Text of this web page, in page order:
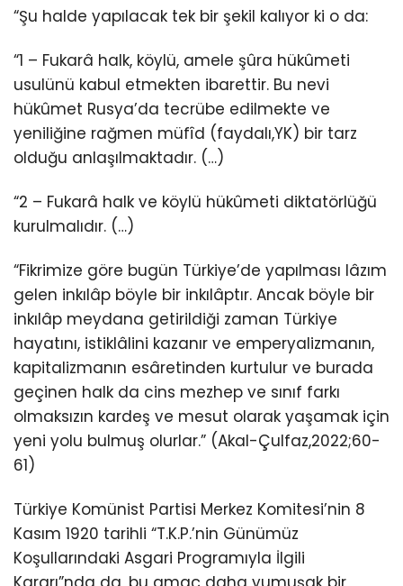
“Şu halde yapılacak tek bir şekil kalıyor ki o da:
“1 – Fukarâ halk, köylü, amele şûra hükûmeti
usulünü kabul etmekten ibarettir. Bu nevi
hükûmet Rusya’da tecrübe edilmekte ve
yeniliğine rağmen müfîd (faydalı,YK) bir tarz
olduğu anlaşılmaktadır. (…)
“2 – Fukarâ halk ve köylü hükûmeti diktatörlüğü
kurulmalıdır. (…)
“Fikrimize göre bugün Türkiye’de yapılması lâzım
gelen inkılâp böyle bir inkılâptır. Ancak böyle bir
inkılâp meydana getirildiği zaman Türkiye
hayatını, istiklâlini kazanır ve emperyalizmanın,
kapitalizmanın esâretinden kurtulur ve burada
geçinen halk da cins mezhep ve sınıf farkı
olmaksızın kardeş ve mesut olarak yaşamak için
yeni yolu bulmuş olurlar.” (Akal-Çulfaz,2022;60-
61)
Türkiye Komünist Partisi Merkez Komitesi’nin 8
Kasım 1920 tarihli “T.K.P.’nin Günümüz
Koşullarındaki Asgari Programıyla İlgili